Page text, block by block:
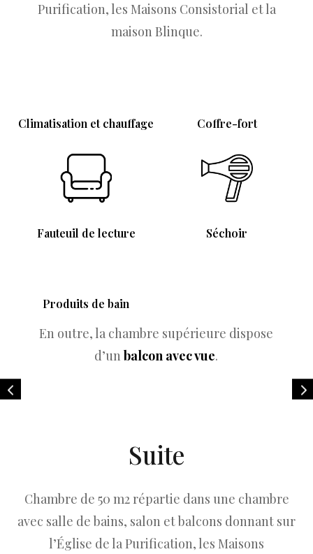
Purification, les Maisons Consistorial et la
maison Blinque.
Climatisation et chauffage Coffre-fort
Fauteuil de lecture Séchoir
Produits de bain
En outre, la chambre supérieure dispose
d’unbalcon avec vue.
Suite
Chambre de 50 m2 répartie dans une chambre
avec salle de bains, salon et balcons donnant sur
l’Église de la Purification, les Maisons